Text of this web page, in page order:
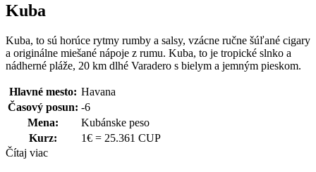
Kuba
Kuba, to sú horúce rytmy rumby a salsy, vzácne ručne šúľané cigary
a originálne miešané nápoje z rumu. Kuba, to je tropické slnko a
nádherné pláže, 20 km dlhé Varadero s bielym a jemným pieskom.
Hlavné mesto: Havana
Časový posun: -6
Mena:
Kubánske peso
Kurz:
1€ = 25.361 CUP
Čítaj viac